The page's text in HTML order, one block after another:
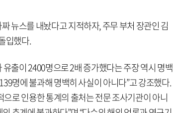
뉴스를 내놨다고 지적하자, 주무 부처 장관인 김
입했다.
출이 2400명으로 2배 증가했다는 주장 역시 명백
명에 불과해 명백히 사실이 아니다”고 강조했다.
로 인용한 통계의 출처는 전문 조사기관이 아니